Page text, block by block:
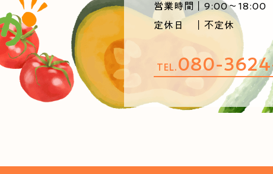
営業時間｜9:00～18:00
定休日 ｜不定休
TEL. 080-